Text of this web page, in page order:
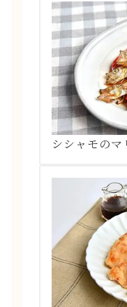
シシャモのマ